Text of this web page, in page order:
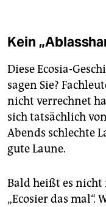
Kein
Diese Ecosia-
sagen Sie?
nicht verrechnet
sich tatsächlich
Abends schlechte
gute Laune.
Bald heißt es nicht
„Ecosier das mal“.